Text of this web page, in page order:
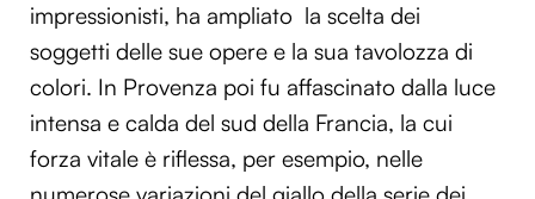
impressionisti, ha ampliato la scelta dei
soggetti delle sue opere e la sua tavolozza di
colori. In Provenza poi fu affascinato dalla luce
intensa e calda del sud della Francia, la cui
forza vitale è riflessa, per esempio, nelle